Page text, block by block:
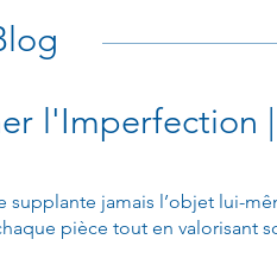
l'Imperfection
jamais l’objet lui-
pièce tout en valorisant